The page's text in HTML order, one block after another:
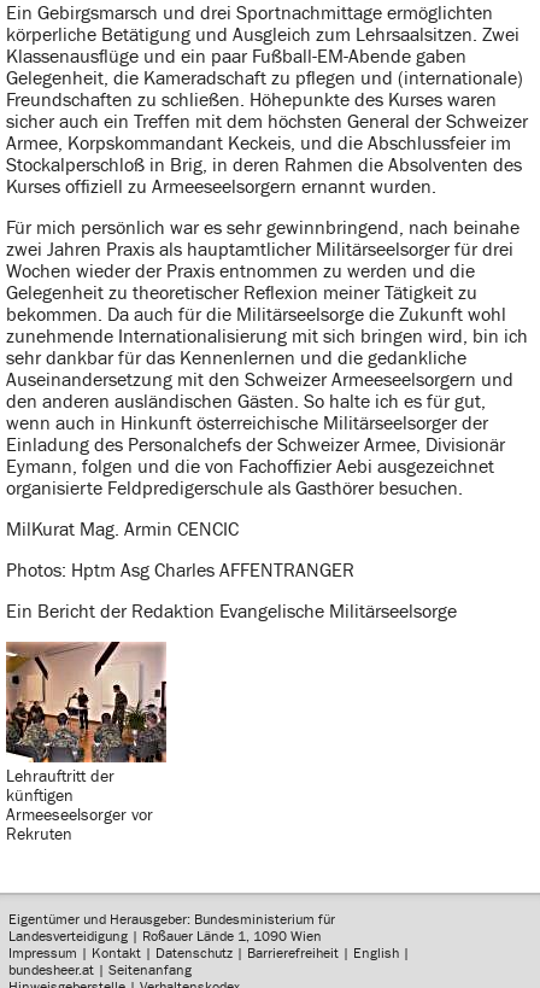
Ein Gebirgsmarsch und drei Sportnachmittage ermöglichten
körperliche Betätigung und Ausgleich zum Lehrsaalsitzen. Zwei
Klassenausflüge und ein paar Fußball-EM-Abende gaben
Gelegenheit, die Kameradschaft zu pflegen und (internationale)
Freundschaften zu schließen. Höhepunkte des Kurses waren
sicher auch ein Treffen mit dem höchsten General der Schweizer
Armee, Korpskommandant Keckeis, und die Abschlussfeier im
Stockalperschloß in Brig, in deren Rahmen die Absolventen des
Kurses offiziell zu Armeeseelsorgern ernannt wurden.
Für mich persönlich war es sehr gewinnbringend, nach beinahe
zwei Jahren Praxis als hauptamtlicher Militärseelsorger für drei
Wochen wieder der Praxis entnommen zu werden und die
Gelegenheit zu theoretischer Reflexion meiner Tätigkeit zu
bekommen. Da auch für die Militärseelsorge die Zukunft wohl
zunehmende Internationalisierung mit sich bringen wird, bin ich
sehr dankbar für das Kennenlernen und die gedankliche
Auseinandersetzung mit den Schweizer Armeeseelsorgern und
den anderen ausländischen Gästen. So halte ich es für gut,
wenn auch in Hinkunft österreichische Militärseelsorger der
Einladung des Personalchefs der Schweizer Armee, Divisionär
Eymann, folgen und die von Fachoffizier Aebi ausgezeichnet
organisierte Feldpredigerschule als Gasthörer besuchen.
MilKurat Mag. Armin CENCIC
Photos: Hptm Asg Charles AFFENTRANGER
Ein Bericht der Redaktion Evangelische Militärseelsorge
Lehrauftritt der
künftigen
Armeeseelsorger vor
Rekruten
Eigentümer und Herausgeber: Bundesministerium für
Landesverteidigung | Roßauer Lände 1, 1090 Wien
Impressum | Kontakt | Datenschutz | Barrierefreiheit | English |
bundesheer.at |Seitenanfang